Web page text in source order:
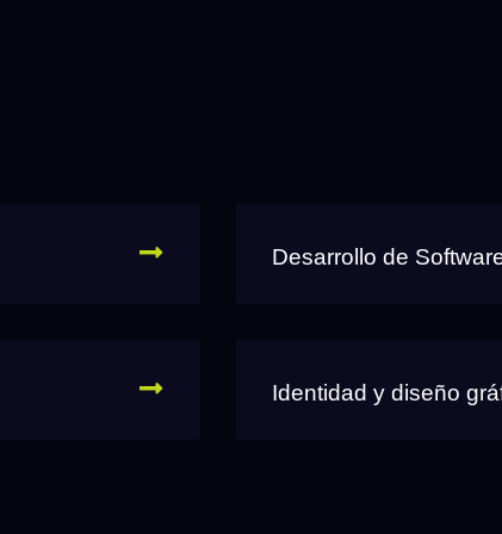
Desarrollo de
Identidad y diseño